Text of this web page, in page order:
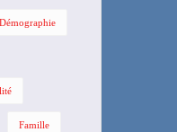
Démographie
Famille